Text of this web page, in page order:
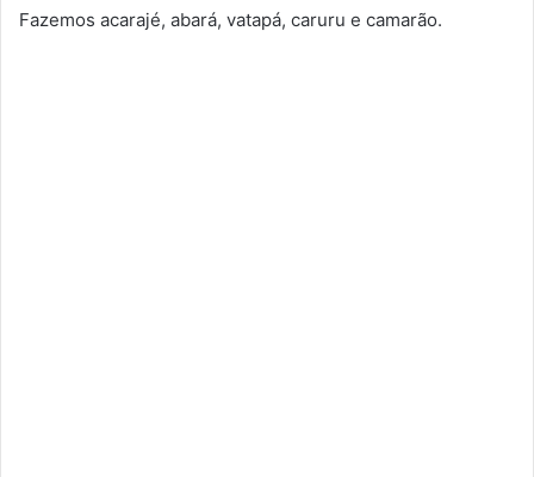
Fazemos acarajé, abará, vatapá, caruru e camarão.